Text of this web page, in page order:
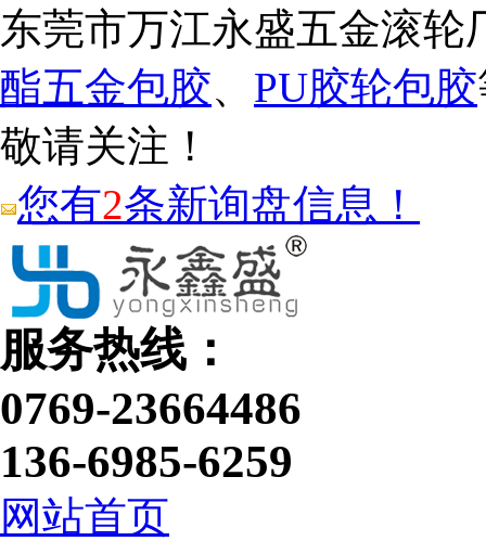
东莞市万江永盛五金滚轮
酯五金包胶、 PU胶轮包胶
敬请关注！
您有2条新询盘信息！
服务热线：
0769-23664486
136-6985-6259
网站首页